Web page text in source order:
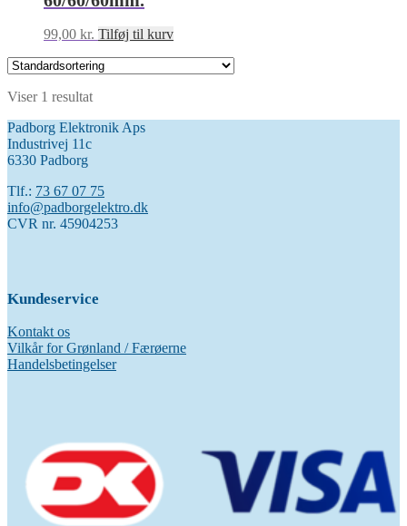
99,00 kr. Tilføj til kurv
Viser 1 resultat
Padborg Elektronik Aps
Industrivej 11c
6330 Padborg
Tlf.: 73 67 07 75
info@padborgelektro.dk
CVR nr. 45904253
Kundeservice
Kontakt os
Vilkår for Grønland / Færøerne
Handelsbetingelser